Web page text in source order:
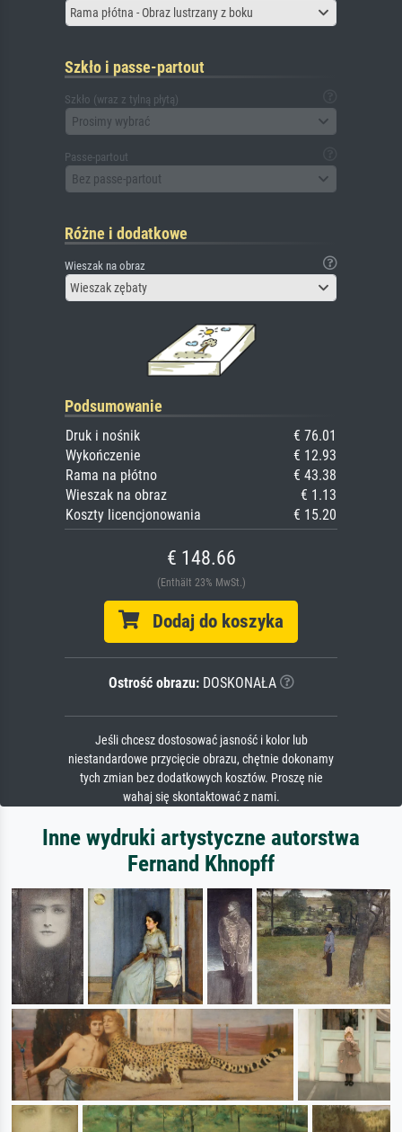
Rama płótna - Obraz lustrzany z boku
Szkło i passe-partout
Szkło (wraz z tylną płytą)
Prosimy wybrać
Passe-partout
Bez passe-partout
Różne i dodatkowe
Wieszak na obraz
Wieszak zębaty
Podsumowanie
Druk i nośnik
€ 76.01
Wykończenie
€ 12.93
Rama na płótno
€ 43.38
Wieszak na obraz
€ 1.13
Koszty licencjonowania
€ 15.20
€ 148.66
(Enthält 23% MwSt.)
Dodaj do koszyka
Ostrość obrazu:DOSKONAŁA
Jeśli chcesz dostosować jasność i kolor lub
niestandardowe przycięcie obrazu, chętnie dokonamy
tych zmian bez dodatkowych kosztów. Proszę nie
wahaj się skontaktować z nami.
Inne wydruki artystyczne autorstwa
Fernand Khnopff